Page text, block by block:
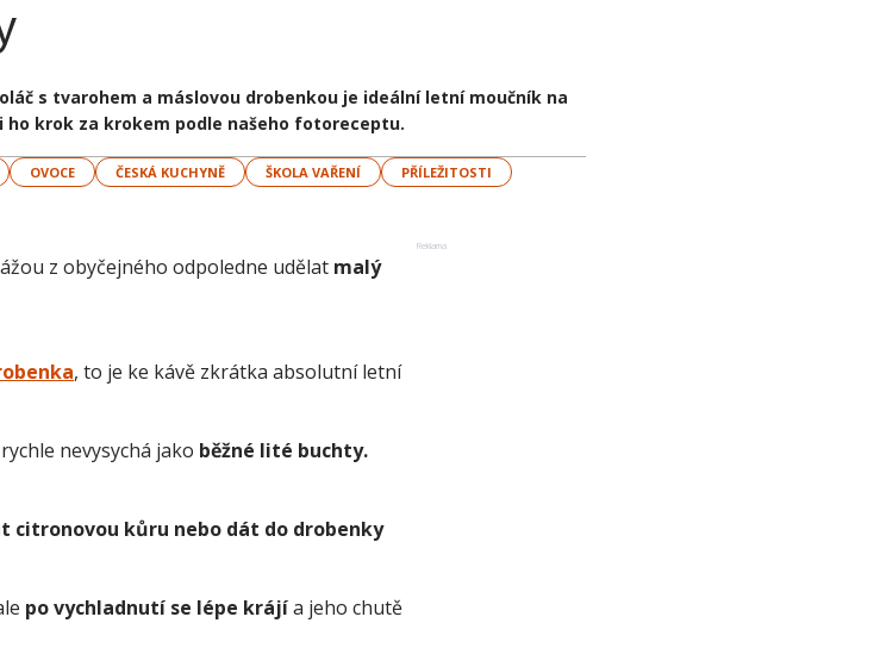
s tvarohem a máslovou drobenkou je ideální letní moučník na
ho krok za krokem podle našeho fotoreceptu.
OVOCE ČESKÁ KUCHYNĚ ŠKOLA VAŘENÍ PŘÍLEŽITOSTI
z obyčejného odpoledne udělat malý
, to je ke kávě zkrátka absolutní letní
nevysychá jako běžné lité buchty.
citronovou kůru nebo dát do drobenky
po vychladnutí se lépe krájía jeho chutě
Reklama